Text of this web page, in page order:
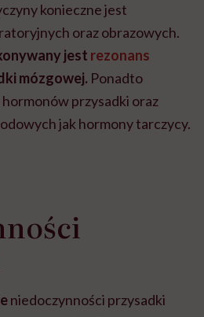
konieczne jest
oraz obrazowych.
jest rezonans
mózgowej. Ponadto
przysadki oraz
jak hormony tarczycy.
niedoczynności przysadki